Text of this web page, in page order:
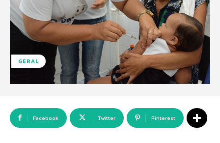
GERAL
Facebook Twitter Pinterest